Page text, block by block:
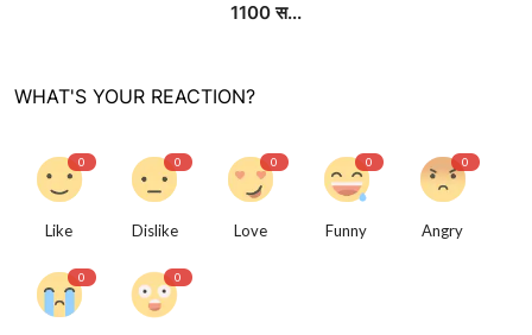
1100 स...
WHAT'S YOUR REACTION?
0
Like
0
Dislike
0
Love
0
Funny
0
Angry
0 0